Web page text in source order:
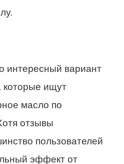
интересный вариант
которые ищут
масло по
отзывы
пользователей
эффект от